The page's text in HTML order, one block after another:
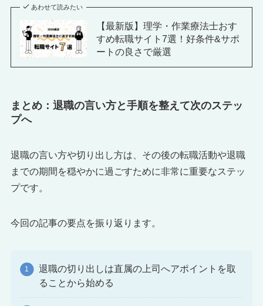
あわせて読みたい
【最新版】理学・作業療法士おす
すめ転職サイト7選！好条件&サポ
ートの良さで厳選
まとめ：退職の言い方と手順を整えて次のステッ
プへ
退職の言い方や切り出し方は、その後の転職活動や退職
までの期間を穏やかに過ごすために非常に重要なステッ
プです。
今回の記事の要点を振り返ります。
退職の切り出しは直属の上司へアポイントを取
ることから始める